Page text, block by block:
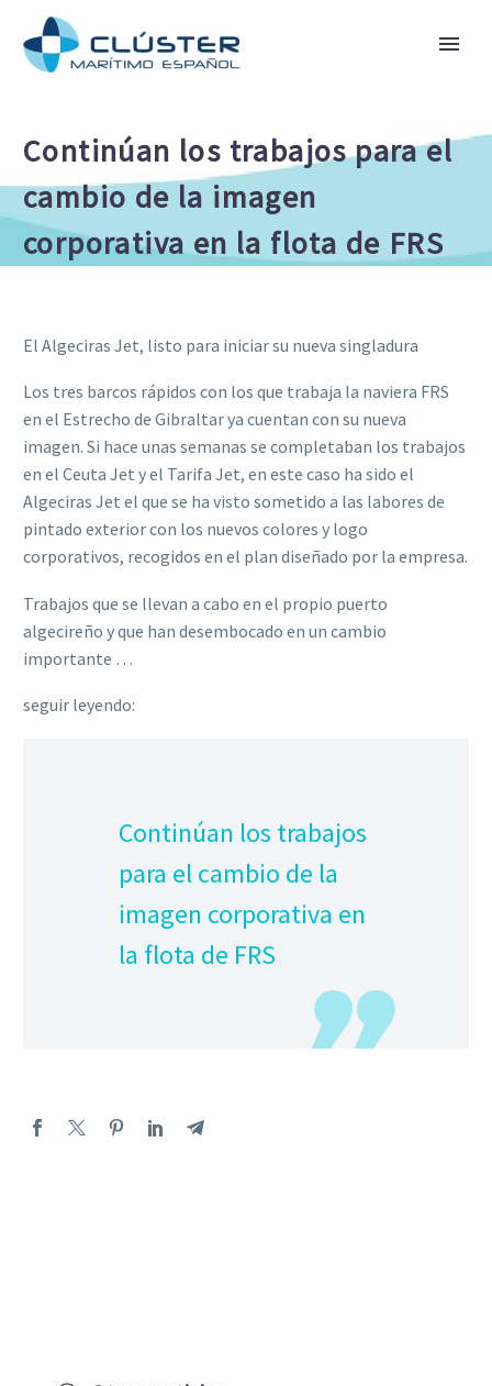
Continúan los trabajos para el
cambio de la imagen
corporativa en la flota de FRS
El Algeciras Jet, listo para iniciar su nueva singladura
Los tres barcos rápidos con los que trabaja la naviera FRS
en el Estrecho de Gibraltar ya cuentan con su nueva
imagen. Si hace unas semanas se completaban los trabajos
en el Ceuta Jet y el Tarifa Jet, en este caso ha sido el
Algeciras Jet el que se ha visto sometido a las labores de
pintado exterior con los nuevos colores y logo
corporativos, recogidos en el plan diseñado por la empresa.
Trabajos que se llevan a cabo en el propio puerto
algecireño y que han desembocado en un cambio
importante …
seguir leyendo:
Continúan los trabajos
para el cambio de la
imagen corporativa en
la flota de FRS